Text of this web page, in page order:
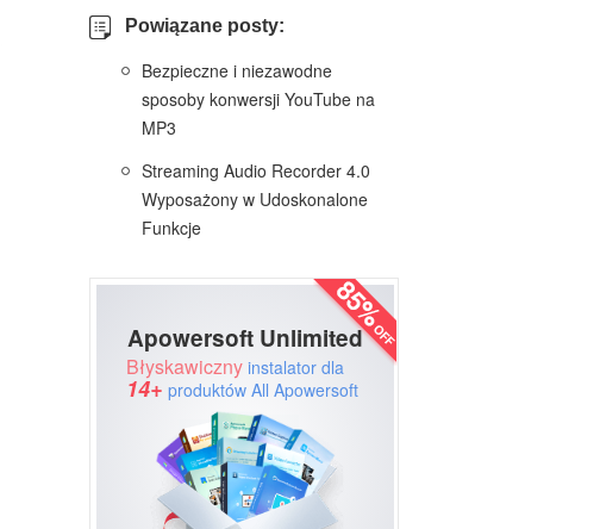
Powiązane posty:
Bezpieczne i niezawodne
sposoby konwersji YouTube na
MP3
Streaming Audio Recorder 4.0
Wyposażony w Udoskonalone
Funkcje
Apowersoft Unlimited
Błyskawiczny instalator dla
14+ produktów All Apowersoft